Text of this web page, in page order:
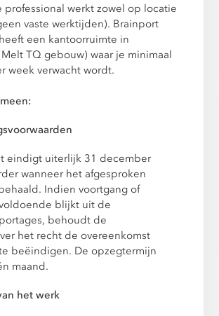
professional werkt zowel op locatie
vaste werktijden). Brainport
een kantoorruimte in
TQ gebouw) waar je minimaal
week verwacht wordt.
eindigt uiterlijk 31 december
wanneer het afgesproken
Indien voortgang of
blijkt uit de
behoudt de
het recht de overeenkomst
beëindigen. De opzegtermijn
maand.
het werk